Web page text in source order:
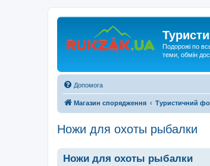
Подорожі по
теми, обмін
Допомога
Магазин спорядження Туристичний
Ножи для охоты рыбалки
Ножи для охоты рыбалки